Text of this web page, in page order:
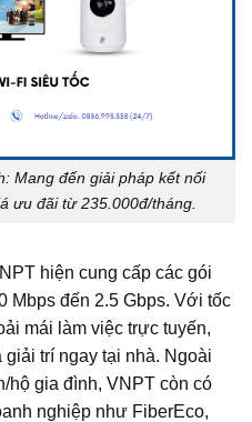
Mang đến giải pháp kết nối
ưu đãi từ 235.000đ/tháng.
hiện cung cấp các gói
Mbps đến 2.5 Gbps. Với tốc
mái làm việc trực tuyến,
trí ngay tại nhà. Ngoài
hộ gia đình, VNPT còn có
nghiệp như FiberEco,